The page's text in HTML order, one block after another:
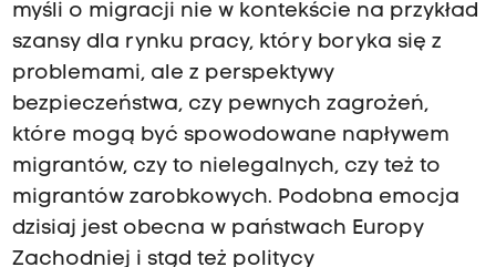
myśli o migracji nie w kontekście na przykład
szansy dla rynku pracy, który boryka się z
problemami, ale z perspektywy
bezpieczeństwa, czy pewnych zagrożeń,
które mogą być spowodowane napływem
migrantów, czy to nielegalnych, czy też to
migrantów zarobkowych. Podobna emocja
dzisiaj jest obecna w państwach Europy
Zachodniej i stąd też politycy